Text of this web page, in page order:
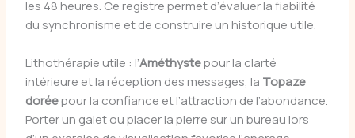
les 48 heures. Ce registre permet d’évaluer la fiabilité
du synchronisme et de construire un historique utile.
Lithothérapie utile : l’Améthystepour la clarté
intérieure et la réception des messages, la Topaze
doréepour la confiance et l’attraction de l’abondance.
Porter un galet ou placer la pierre sur un bureau lors